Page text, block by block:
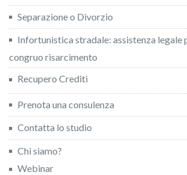
Separazione o Divorzio
Infortunistica stradale: assistenza legale
congruo risarcimento
Recupero Crediti
Prenota una consulenza
Contatta lo studio
Chi siamo?
Webinar